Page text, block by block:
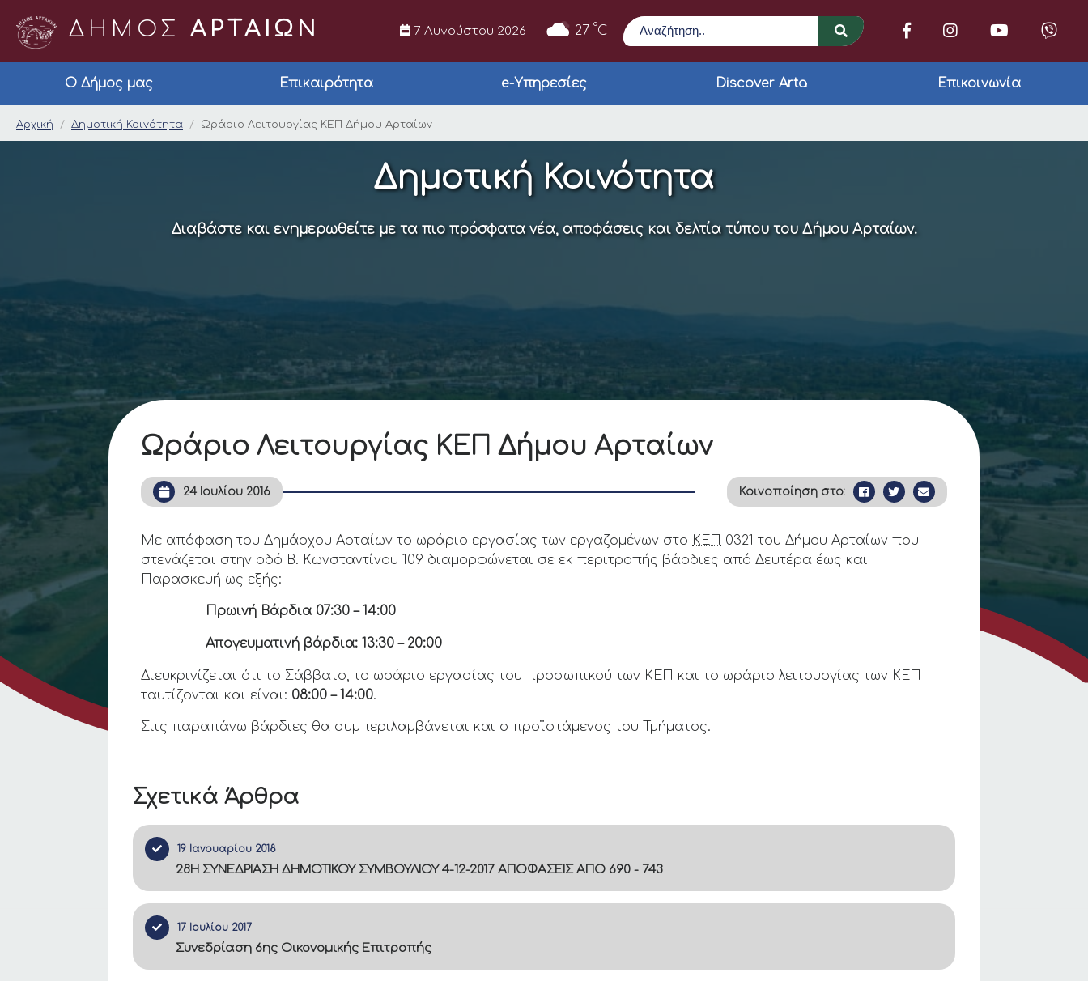
ΔΗΜΟΣ ΑΡΤΑΙΩΝ 7 Αυγούστου 2026 27 °C
Αναζήτηση
Ο Δήμος μας Επικαιρότητα e-Υπηρεσίες Discover Arta Επικοινωνία
Ωράριο Λειτουργίας ΚΕΠ Δήμου Αρταίων
Αρχική Δημοτική Κοινότητα Ωράριο Λειτουργίας ΚΕΠ Δήμου Αρταίων
Δημοτική Κοινότητα
Διαβάστε και ενημερωθείτε με τα πιο πρόσφατα νέα, αποφάσεις και δελτία τύπου του Δήμου Αρταίων.
Σχετικά Άρθρα
19 Ιανουαρίου 2018
28Η ΣΥΝΕΔΡΙΑΣΗ ΔΗΜΟΤΙΚΟΥ ΣΥΜΒΟΥΛΙΟΥ 4-12-2017 ΑΠΟΦΑΣΕΙΣ ΑΠΟ 690 - 743
17 Ιουλίου 2017
Συνεδρίαση 6ης Οικονομικής Επιτροπής
Ωράριο Λειτουργίας ΚΕΠ Δήμου Αρταίων
24 Ιουλίου 2016 Κοινοποίηση στο:
Με απόφαση του Δημάρχου Αρταίων το ωράριο εργασίας των εργαζομένων στο ΚΕΠ 0321 του Δήμου Αρταίων που
στεγάζεται στην οδό Β. Κωνσταντίνου 109 διαμορφώνεται σε εκ περιτροπής βάρδιες από Δευτέρα έως και
Παρασκευή ως εξής:
Πρωινή Βάρδια 07:30 – 14:00
Απογευματινή βάρδια: 13:30 – 20:00
Διευκρινίζεται ότι το Σάββατο, το ωράριο εργασίας του προσωπικού των ΚΕΠ και το ωράριο λειτουργίας των ΚΕΠ
ταυτίζονται και είναι: 08:00 – 14:00.
Στις παραπάνω βάρδιες θα συμπεριλαμβάνεται και ο προϊστάμενος του Τμήματος.